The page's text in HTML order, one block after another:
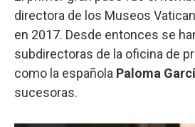
directora de los Museos
en 2017. Desde entonces se
subdirectoras de la oficina de
como la española Paloma
sucesoras.